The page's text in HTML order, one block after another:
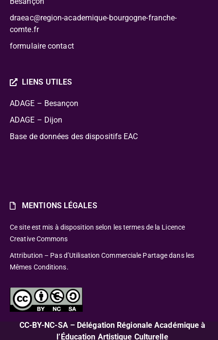
draeac@region-academique-bourgogne-franche-
comte.fr
formulaire contact
LIENS UTILES
ADAGE – Besançon
ADAGE – Dijon
Base de données des dispositifs EAC
MENTIONS LÉGALES
Ce site est mis à disposition selon les termes de la Licence
Creative Commons
Attribution – Pas d’Utilisation Commerciale Partage dans les
Mêmes Conditions.
CC-BY-NC-SA – Délégation Régionale Académique à
l’Éducation Artistique Culturelle